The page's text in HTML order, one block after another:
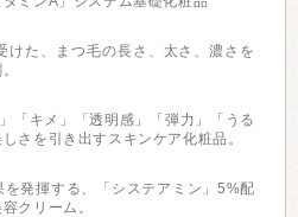
けた、まつ毛の長さ、太さ、濃さを
「キメ」「透明感」「弾力」「うる
さを引き出すスキンケア化粧品。
発揮する、「システアミン」5%配
クリーム。